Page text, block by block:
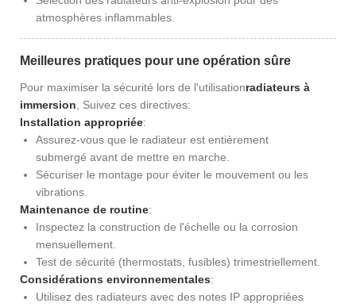
atmosphères inflammables.
Meilleures pratiques pour une opération sûre
Pour maximiser la sécurité lors de l'utilisationradiateurs à
immersion , Suivez ces directives:
Installation appropriée:
Assurez-vous que le radiateur est entièrement
submergé avant de mettre en marche.
Sécuriser le montage pour éviter le mouvement ou les
vibrations.
Maintenance de routine:
Inspectez la construction de l'échelle ou la corrosion
mensuellement.
Test de sécurité (thermostats, fusibles) trimestriellement.
Considérations environnementales:
Utilisez des radiateurs avec des notes IP appropriées